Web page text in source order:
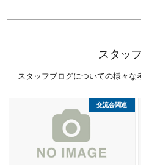
スタッ
スタッフブログについての様々な
交流会関連